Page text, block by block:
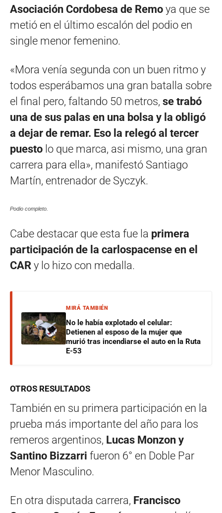
Asociación Cordobesa de Remo ya que se
metió en el último escalón del podio en
single menor femenino.
«Mora venía segunda con un buen ritmo y
todos esperábamos una gran batalla sobre
el final pero, faltando 50 metros, se trabó
una de sus palas en una bolsa y la obligó
a dejar de remar. Eso la relegó al tercer
puesto lo que marca, asi mismo, una gran
carrera para ella», manifestó Santiago
Martín, entrenador de Syczyk.
Podio completo.
Cabe destacar que esta fue la primera
participación de la carlospacense en el
CAR y lo hizo con medalla.
MIRÁ TAMBIÉN
No le había explotado el celular:
Detienen al esposo de la mujer que
murió tras incendiarse el auto en la Ruta
E-53
OTROS RESULTADOS
También en su primera participación en la
prueba más importante del año para los
remeros argentinos, Lucas Monzon y
Santino Bizzarri fueron 6° en Doble Par
Menor Masculino.
En otra disputada carrera, Francisco